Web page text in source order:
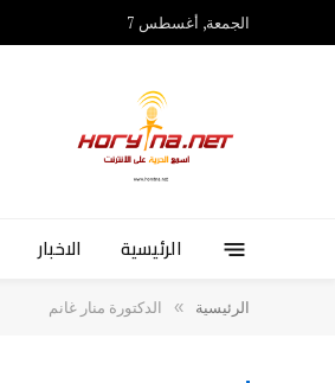
الجمعة, أغسطس 7
الرئيسية الاخبار
الرئيسية » الدكتورة منار غانم